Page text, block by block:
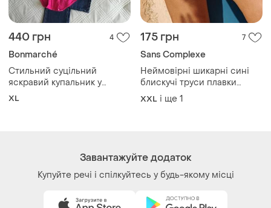
440 грн 4
Bonmarché
Стильний суцільний
яскравий купальник у
кольорі фуксії в розмірі 14
XL
175 грн 7
Sans Complexe
Неймовірні шикарні сині
блискучі труси плавки
купальник батал 16
XXL і ще 1
Завантажуйте додаток
Купуйте речі і спілкуйтесь у будь-якому місці